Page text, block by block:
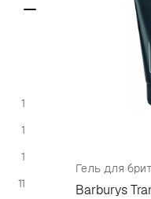
1
1
1
11
Гель для
Barburys